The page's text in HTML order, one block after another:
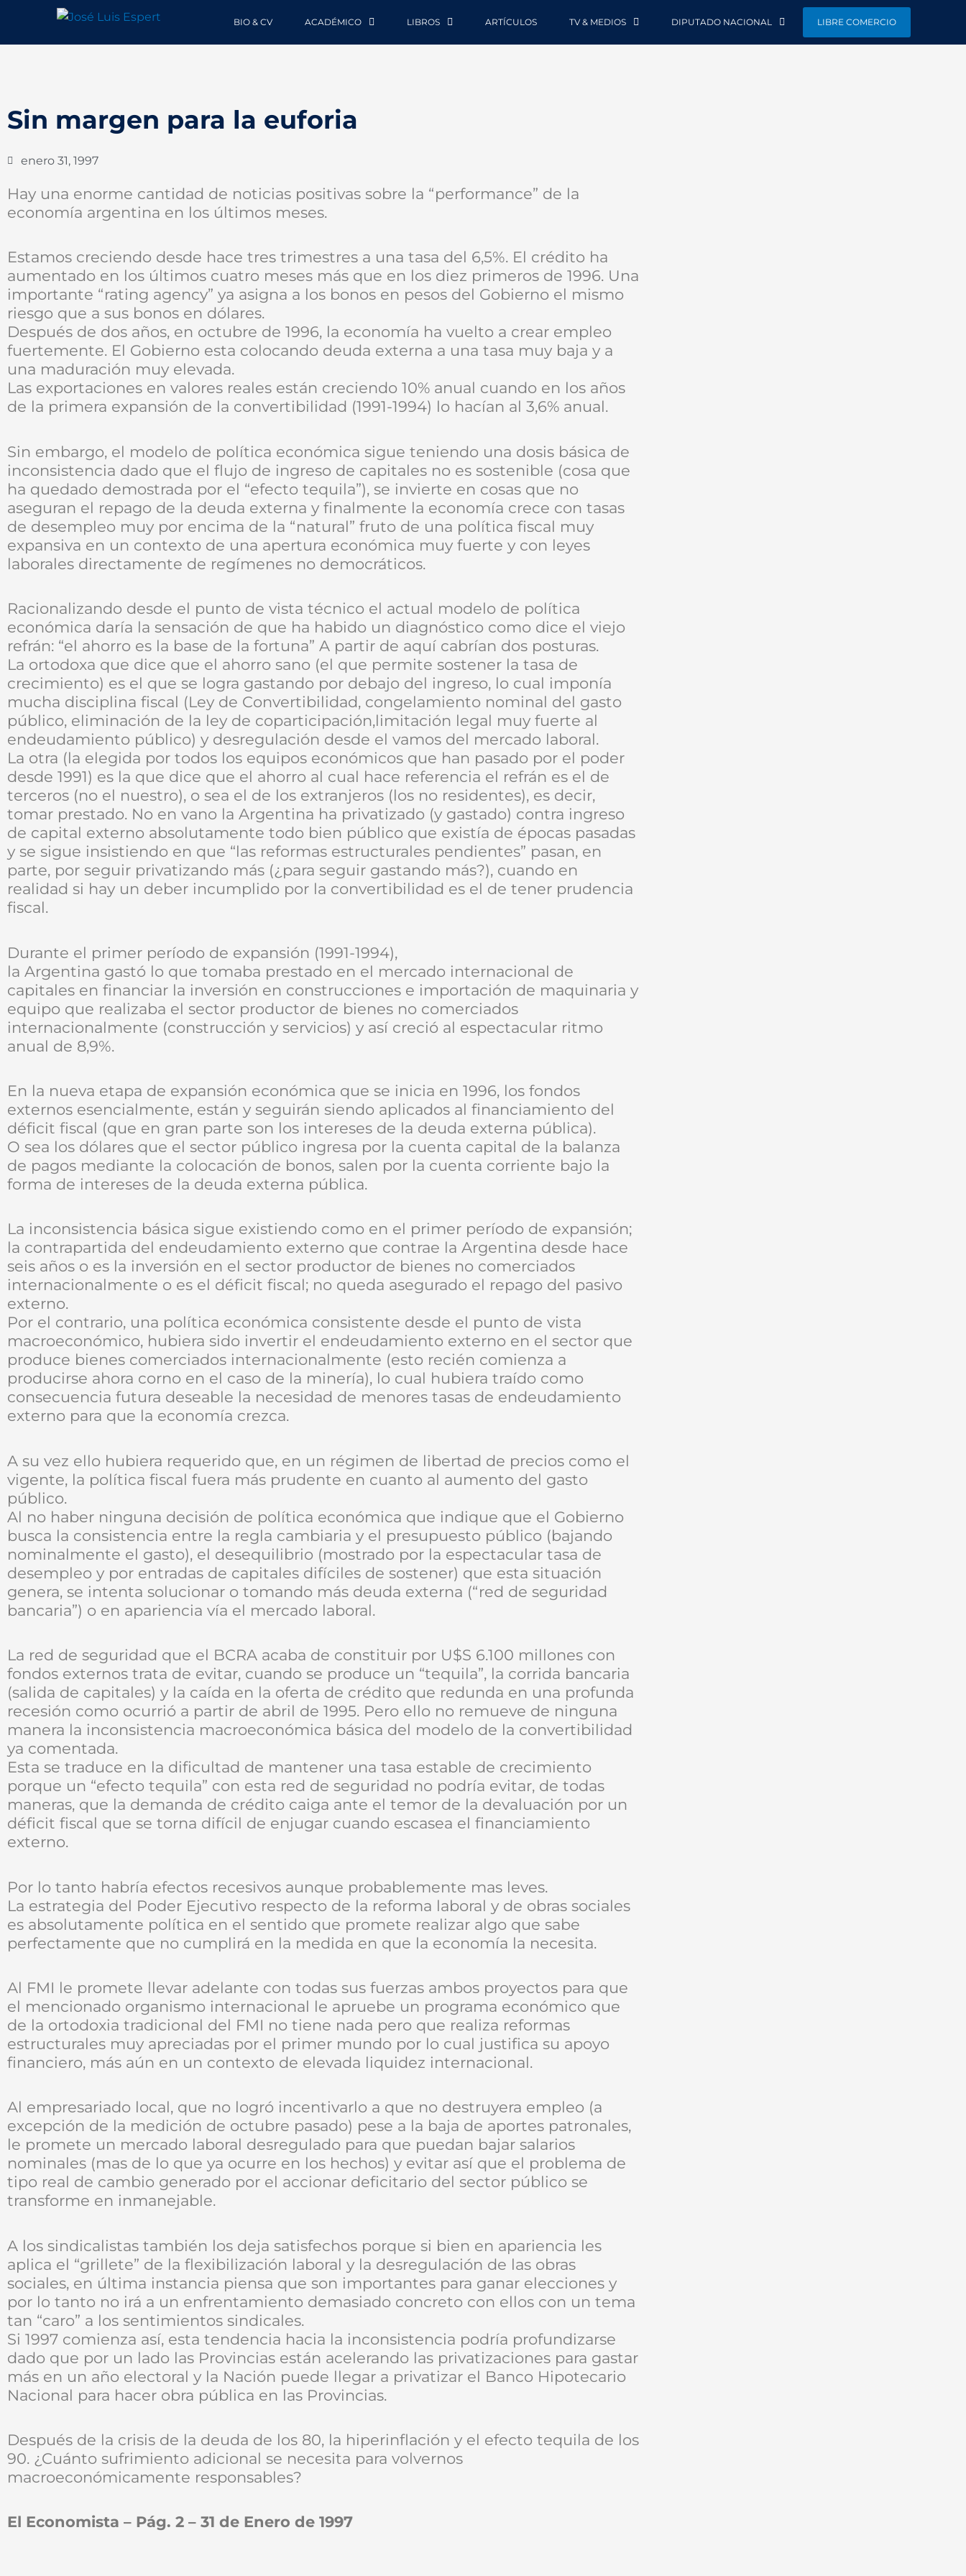
contenido
BIO & CV ACADÉMICO LIBROS ARTÍCULOS TV & MEDIOS DIPUTADO NACIONAL LIBRE COMERCIO
Sin margen para la euforia
enero 31, 1997
Hay una enorme cantidad de noticias positivas sobre la “performance” de la
economía argentina en los últimos meses.
Estamos creciendo desde hace tres trimestres a una tasa del 6,5%. El crédito ha
aumentado en los últimos cuatro meses más que en los diez primeros de 1996. Una
importante “rating agency” ya asigna a los bonos en pesos del Gobierno el mismo
riesgo que a sus bonos en dólares.
Después de dos años, en octubre de 1996, la economía ha vuelto a crear empleo
fuertemente. El Gobierno esta colocando deuda externa a una tasa muy baja y a
una maduración muy elevada.
Las exportaciones en valores reales están creciendo 10% anual cuando en los años
de la primera expansión de la convertibilidad (1991-1994) lo hacían al 3,6% anual.
Sin embargo, el modelo de política económica sigue teniendo una dosis básica de
inconsistencia dado que el flujo de ingreso de capitales no es sostenible (cosa que
ha quedado demostrada por el “efecto tequila”), se invierte en cosas que no
aseguran el repago de la deuda externa y finalmente la economía crece con tasas
de desempleo muy por encima de la “natural” fruto de una política fiscal muy
expansiva en un contexto de una apertura económica muy fuerte y con leyes
laborales directamente de regímenes no democráticos.
Racionalizando desde el punto de vista técnico el actual modelo de política
económica daría la sensación de que ha habido un diagnóstico como dice el viejo
refrán: “el ahorro es la base de la fortuna” A partir de aquí cabrían dos posturas.
La ortodoxa que dice que el ahorro sano (el que permite sostener la tasa de
crecimiento) es el que se logra gastando por debajo del ingreso, lo cual imponía
mucha disciplina fiscal (Ley de Convertibilidad, congelamiento nominal del gasto
público, eliminación de la ley de coparticipación,limitación legal muy fuerte al
endeudamiento público) y desregulación desde el vamos del mercado laboral.
La otra (la elegida por todos los equipos económicos que han pasado por el poder
desde 1991) es la que dice que el ahorro al cual hace referencia el refrán es el de
terceros (no el nuestro), o sea el de los extranjeros (los no residentes), es decir,
tomar prestado. No en vano la Argentina ha privatizado (y gastado) contra ingreso
de capital externo absolutamente todo bien público que existía de épocas pasadas
y se sigue insistiendo en que “las reformas estructurales pendientes” pasan, en
parte, por seguir privatizando más (¿para seguir gastando más?), cuando en
realidad si hay un deber incumplido por la convertibilidad es el de tener prudencia
fiscal.
Durante el primer período de expansión (1991-1994),
la Argentina gastó lo que tomaba prestado en el mercado internacional de
capitales en financiar la inversión en construcciones e importación de maquinaria y
equipo que realizaba el sector productor de bienes no comerciados
internacionalmente (construcción y servicios) y así creció al espectacular ritmo
anual de 8,9%.
En la nueva etapa de expansión económica que se inicia en 1996, los fondos
externos esencialmente, están y seguirán siendo aplicados al financiamiento del
déficit fiscal (que en gran parte son los intereses de la deuda externa pública).
O sea los dólares que el sector público ingresa por la cuenta capital de la balanza
de pagos mediante la colocación de bonos, salen por la cuenta corriente bajo la
forma de intereses de la deuda externa pública.
La inconsistencia básica sigue existiendo como en el primer período de expansión;
la contrapartida del endeudamiento externo que contrae la Argentina desde hace
seis años o es la inversión en el sector productor de bienes no comerciados
internacionalmente o es el déficit fiscal; no queda asegurado el repago del pasivo
externo.
Por el contrario, una política económica consistente desde el punto de vista
macroeconómico, hubiera sido invertir el endeudamiento externo en el sector que
produce bienes comerciados internacionalmente (esto recién comienza a
producirse ahora corno en el caso de la minería), lo cual hubiera traído como
consecuencia futura deseable la necesidad de menores tasas de endeudamiento
externo para que la economía crezca.
A su vez ello hubiera requerido que, en un régimen de libertad de precios como el
vigente, la política fiscal fuera más prudente en cuanto al aumento del gasto
público.
Al no haber ninguna decisión de política económica que indique que el Gobierno
busca la consistencia entre la regla cambiaria y el presupuesto público (bajando
nominalmente el gasto), el desequilibrio (mostrado por la espectacular tasa de
desempleo y por entradas de capitales difíciles de sostener) que esta situación
genera, se intenta solucionar o tomando más deuda externa (“red de seguridad
bancaria”) o en apariencia vía el mercado laboral.
La red de seguridad que el BCRA acaba de constituir por U$S 6.100 millones con
fondos externos trata de evitar, cuando se produce un “tequila”, la corrida bancaria
(salida de capitales) y la caída en la oferta de crédito que redunda en una profunda
recesión como ocurrió a partir de abril de 1995. Pero ello no remueve de ninguna
manera la inconsistencia macroeconómica básica del modelo de la convertibilidad
ya comentada.
Esta se traduce en la dificultad de mantener una tasa estable de crecimiento
porque un “efecto tequila” con esta red de seguridad no podría evitar, de todas
maneras, que la demanda de crédito caiga ante el temor de la devaluación por un
déficit fiscal que se torna difícil de enjugar cuando escasea el financiamiento
externo.
Por lo tanto habría efectos recesivos aunque probablemente mas leves.
La estrategia del Poder Ejecutivo respecto de la reforma laboral y de obras sociales
es absolutamente política en el sentido que promete realizar algo que sabe
perfectamente que no cumplirá en la medida en que la economía la necesita.
Al FMI le promete llevar adelante con todas sus fuerzas ambos proyectos para que
el mencionado organismo internacional le apruebe un programa económico que
de la ortodoxia tradicional del FMI no tiene nada pero que realiza reformas
estructurales muy apreciadas por el primer mundo por lo cual justifica su apoyo
financiero, más aún en un contexto de elevada liquidez internacional.
Al empresariado local, que no logró incentivarlo a que no destruyera empleo (a
excepción de la medición de octubre pasado) pese a la baja de aportes patronales,
le promete un mercado laboral desregulado para que puedan bajar salarios
nominales (mas de lo que ya ocurre en los hechos) y evitar así que el problema de
tipo real de cambio generado por el accionar deficitario del sector público se
transforme en inmanejable.
A los sindicalistas también los deja satisfechos porque si bien en apariencia les
aplica el “grillete” de la flexibilización laboral y la desregulación de las obras
sociales, en última instancia piensa que son importantes para ganar elecciones y
por lo tanto no irá a un enfrentamiento demasiado concreto con ellos con un tema
tan “caro” a los sentimientos sindicales.
Si 1997 comienza así, esta tendencia hacia la inconsistencia podría profundizarse
dado que por un lado las Provincias están acelerando las privatizaciones para gastar
más en un año electoral y la Nación puede llegar a privatizar el Banco Hipotecario
Nacional para hacer obra pública en las Provincias.
Después de la crisis de la deuda de los 80, la hiperinflación y el efecto tequila de los
90. ¿Cuánto sufrimiento adicional se necesita para volvernos
macroeconómicamente responsables?
El Economista – Pág. 2 – 31 de Enero de 1997